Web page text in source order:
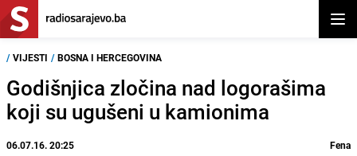
/ VIJESTI / BOSNA I HERCEGOVINA
Godišnjica zločina nad logorašima
koji su ugušeni u kamionima
06.07.16. 20:25 Fena